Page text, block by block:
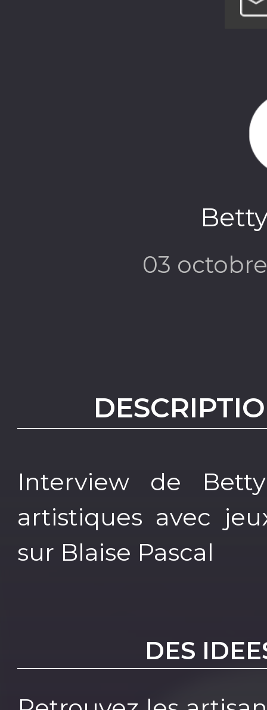
03
Interview de
artistiques avec
sur Blaise Pascal
DES